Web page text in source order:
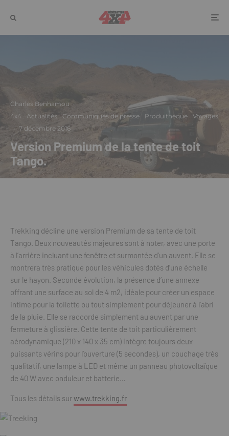
Charles Benhamou ·
4x4
Actualités Communiqués de presse Produithèque
Voyages
· 7 décembre 2016
Version Premium de la tente de toit
Tango.
Trekking décline une version Premium de sa tente de toit
Tango. Deux nouveautés majeures sont à noter, avec une porte
à l’arrière incluant une fenêtre et surmontée d’un auvent. Elle se
montrera très pratique pour les véhicules dotés d’une échelle
sur le hayon. Seconde évolution, la présence d’une annexe
offrant une surface au sol de 4 m2, idéale pour créer un espace
intime pour la toilette ou tout simplement pour déjeuner à l’abri
de la pluie. Elle se raccorde simplement au auvent par une
fermeture à glissière. Cette tente de toit particulièrement
aérodynamique (210 x 140 x 35 cm) intègre toujours deux
puissants vérins pour l’ouverture (5 secondes), un couchage très
qualitatif, une lampe à LED et même un panneau photovoltaïque
de 40 W avec onduleur et batterie…
Tous les détails surwww.trekking.fr